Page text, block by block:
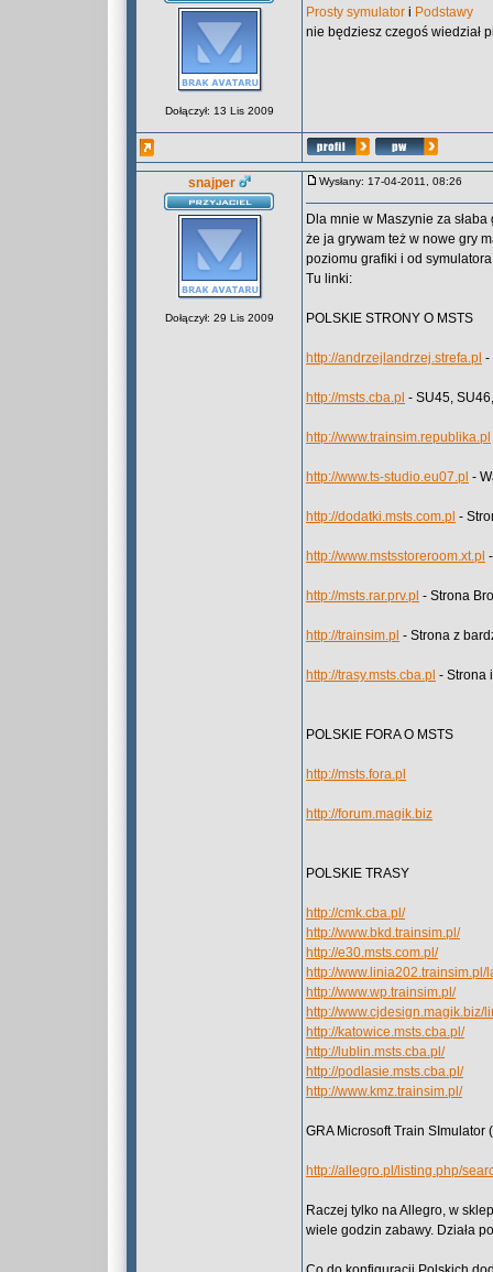
Dołączył: 13 Lis 2009
Prosty symulator i Podstawy
nie będziesz czegoś wiedział
snajper
Dołączył: 29 Lis 2009
Wysłany: 17-04-2011, 08:26
Dla mnie w Maszynie za
że ja grywam też w nowe gry
poziomu grafiki i od
Tu linki:
POLSKIE STRONY O MSTS
http://andrzejlandrzej.strefa.pl -
http://msts.cba.pl - SU45,
http://www.trainsim.republika.pl
http://www.ts-studio.eu07.pl -
http://dodatki.msts.com.pl -
http://www.mstsstoreroom.xt.pl
http://msts.rar.prv.pl - Strona
http://trainsim.pl - Strona z
http://trasy.msts.cba.pl - Strona
POLSKIE FORA O MSTS
http://msts.fora.pl
http://forum.magik.biz
POLSKIE TRASY
http://cmk.cba.pl/
http://www.bkd.trainsim.pl/
http://e30.msts.com.pl/
http://
http://www.wp.trainsim.pl/
http://www.cjdesign.magik.biz/
http://katowice.msts.cba.pl/
http://lublin.msts.cba.pl/
http://podlasie.msts.cba.pl/
http://www.kmz.trainsim.pl/
GRA Microsoft Train SImulator
http://allegro.pl/listing.php/
Raczej tylko na Allegro, w
wiele godzin zabawy. Działa